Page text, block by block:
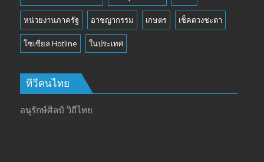
หน่วยงานภาครัฐ อาชญากรรม เกษตร เช็คดวงชะตา
โซเซียล Hotline ในประเทศ
ทีวีคนไทย
อนุรักษ์ศิลป์ วิถีไทย